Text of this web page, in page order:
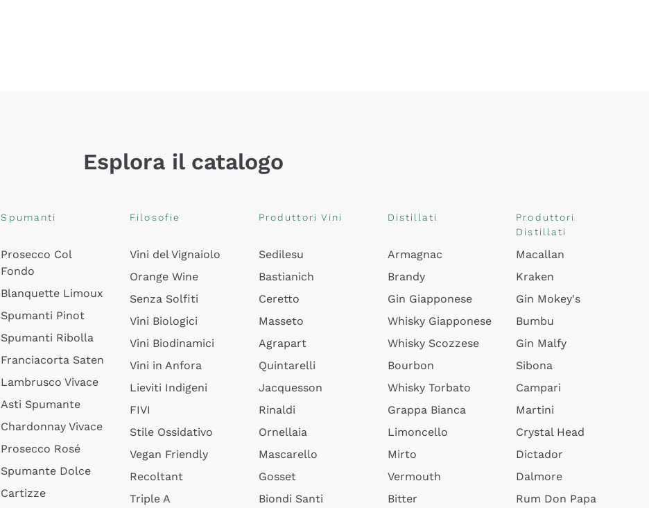
Esplora il catalogo
Spumanti
Prosecco Col
Fondo
Blanquette Limoux
Spumanti Pinot
Spumanti Ribolla
Franciacorta Saten
Lambrusco Vivace
Asti Spumante
Chardonnay Vivace
Prosecco Rosé
Spumante Dolce
Cartizze
Filosofie
Vini del Vignaiolo
Orange Wine
Senza Solfiti
Vini Biologici
Vini Biodinamici
Vini in Anfora
Lieviti Indigeni
FIVI
Stile Ossidativo
Vegan Friendly
Recoltant
Triple A
Produttori Vini
Sedilesu
Bastianich
Ceretto
Masseto
Agrapart
Quintarelli
Jacquesson
Rinaldi
Ornellaia
Mascarello
Gosset
Biondi Santi
Distillati
Armagnac
Brandy
Gin Giapponese
Whisky Giapponese
Whisky Scozzese
Bourbon
Whisky Torbato
Grappa Bianca
Limoncello
Mirto
Vermouth
Bitter
Produttori
Distillati
Macallan
Kraken
Gin Mokey's
Bumbu
Gin Malfy
Sibona
Campari
Martini
Crystal Head
Dictador
Dalmore
Rum Don Papa